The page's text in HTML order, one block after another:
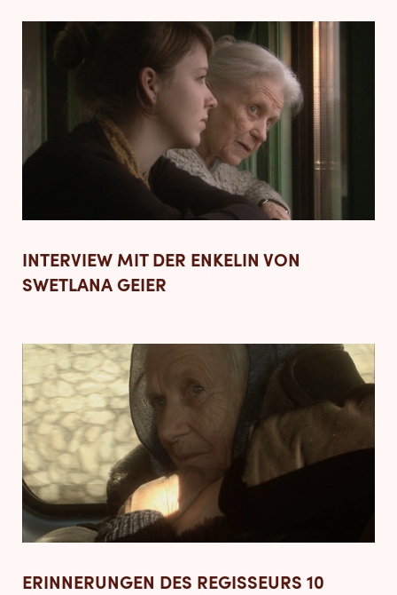
INTERVIEW MIT DER ENKELIN VON
SWETLANA GEIER
ERINNERUNGEN DES REGISSEURS 10